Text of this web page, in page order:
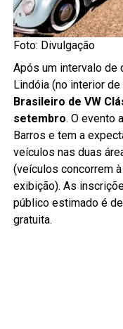
Foto: Divulgação
Após um intervalo de
Lindóia (no interior
Brasileiro de VW
setembro. O evento
Barros e tem a
veículos nas duas
(veículos concorrem à
exibição). As
público estimado é
gratuita.